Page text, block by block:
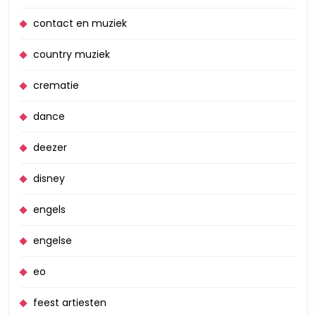
contact en muziek
country muziek
crematie
dance
deezer
disney
engels
engelse
eo
feest artiesten